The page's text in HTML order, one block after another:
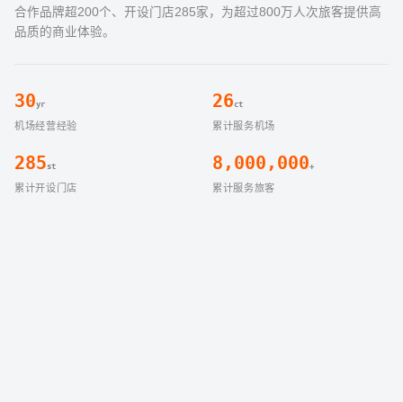
合作品牌超200个、开设门店285家，为超过800万人次旅客提供高
品质的商业体验。
30yr
机场经营经验
26ct
累计服务机场
285 st
累计开设门店
8,000,000+
累计服务旅客